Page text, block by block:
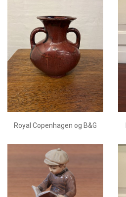
Royal Copenhagen og B&G